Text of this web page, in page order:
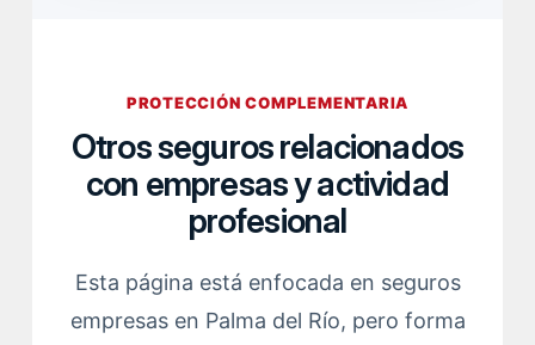
PROTECCIÓN COMPLEMENTARIA
Otros seguros relacionados
con empresas y actividad
profesional
Esta página está enfocada en seguros
empresas en Palma del Río, pero forma